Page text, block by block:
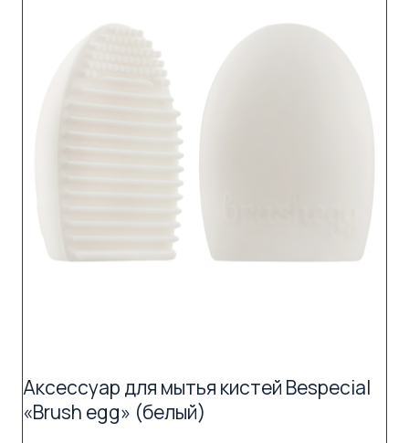
Аксессуар для мытья кистей Bespecial
«Brush egg» (белый)